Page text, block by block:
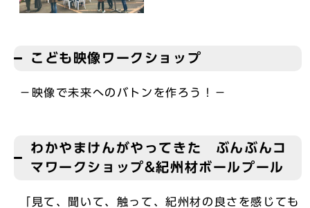
こども映像ワークショップ
－映像で未来へのバトンを作ろう！－
わかやまけんがやってきた ぶんぶんコ
マワークショップ&紀州材ボールプール
「見て、聞いて、触って、紀州材の良さを感じても